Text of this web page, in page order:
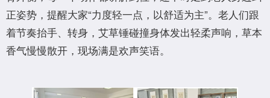
正姿势，提醒大家“力度轻一点，以舒适为主”。老人们跟
着节奏抬手、转身，艾草锤碰撞身体发出轻柔声响，草本
香气慢慢散开，现场满是欢声笑语。